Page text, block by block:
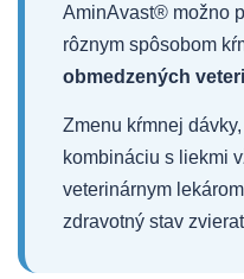
AminAvast® možno
rôznym spôsobom
obmedzených
Zmenu kŕmnej
kombináciu s liekmi
veterinárnym
zdravotný stav